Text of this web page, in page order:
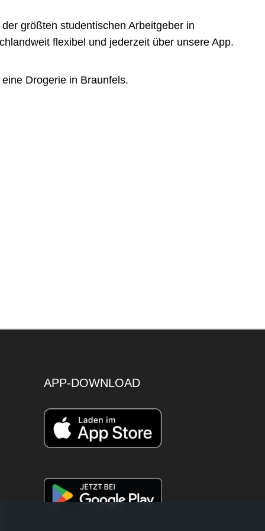
größten studentischen Arbeitgeber in
flexibel und jederzeit über unsere App.
Drogerie in Braunfels.
APP-DOWNLOAD